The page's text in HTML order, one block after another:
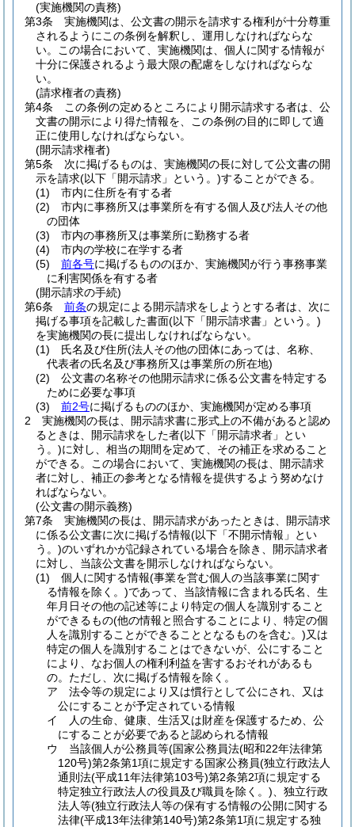
(実施機関の責務)
第3条
実施機関は、公文書の開示を請求する権利が十分尊重
されるようにこの条例を解釈し、運用しなければならな
い。
この場合において、実施機関は、個人に関する情報が
十分に保護されるよう最大限の配慮をしなければならな
い。
(請求権者の責務)
第4条
この条例の定めるところにより開示請求する者は、公
文書の開示により得た情報を、この条例の目的に即して適
正に使用しなければならない。
(開示請求権者)
第5条
次に掲げるものは、実施機関の長に対して公文書の開
示を請求(以下「開示請求」という。)することができる。
(1)
市内に住所を有する者
(2)
市内に事務所又は事業所を有する個人及び法人その他
の団体
(3)
市内の事務所又は事業所に勤務する者
(4)
市内の学校に在学する者
(5)
前各号に掲げるもののほか、実施機関が行う事務事業
に利害関係を有する者
(開示請求の手続)
第6条
前条の規定による開示請求をしようとする者は、次に
掲げる事項を記載した書面(以下「開示請求書」という。)
を実施機関の長に提出しなければならない。
(1)
氏名及び住所(法人その他の団体にあっては、名称、
代表者の氏名及び事務所又は事業所の所在地)
(2)
公文書の名称その他開示請求に係る公文書を特定する
ために必要な事項
(3)
前2号に掲げるもののほか、実施機関が定める事項
2
実施機関の長は、開示請求書に形式上の不備があると認め
るときは、開示請求をした者(以下「開示請求者」とい
う。)に対し、相当の期間を定めて、その補正を求めること
ができる。
この場合において、実施機関の長は、開示請求
者に対し、補正の参考となる情報を提供するよう努めなけ
ればならない。
(公文書の開示義務)
第7条
実施機関の長は、開示請求があったときは、開示請求
に係る公文書に次に掲げる情報(以下「不開示情報」とい
う。)のいずれかが記録されている場合を除き、開示請求者
に対し、当該公文書を開示しなければならない。
(1)
個人に関する情報(事業を営む個人の当該事業に関す
る情報を除く。)であって、当該情報に含まれる氏名、生
年月日その他の記述等により特定の個人を識別すること
ができるもの(他の情報と照合することにより、特定の個
人を識別することができることとなるものを含む。)又は
特定の個人を識別することはできないが、公にすること
により、なお個人の権利利益を害するおそれがあるも
の。 ただし、次に掲げる情報を除く。
ア
法令等の規定により又は慣行として公にされ、又は
公にすることが予定されている情報
イ
人の生命、健康、生活又は財産を保護するため、公
にすることが必要であると認められる情報
ウ
当該個人が公務員等(国家公務員法(昭和22年法律第
120号)第2条第1項に規定する国家公務員(独立行政法人
通則法(平成11年法律第103号)第2条第2項に規定する
特定独立行政法人の役員及び職員を除く。) 、独立行政
法人等(独立行政法人等の保有する情報の公開に関する
法律(平成13年法律第140号)第2条第1項に規定する独